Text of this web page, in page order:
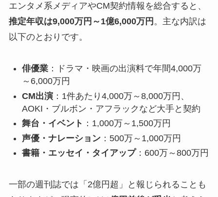
エンタメ系メディアやCM契約情報を総合すると、
推定年収は9,000万円～1億6,000万円 。主な内訳は
以下のとおりです。
俳優業：ドラマ・映画の出演料で年間4,000万
～6,000万円
CM出演：1件あたり4,000万～8,000万円、
AOKI・ブルボン・アフラックなど大手と契約
舞台・イベント ：1,000万～1,500万円
声優・ナレーション：500万～1,000万円
書籍・エッセイ・タイアップ：600万～800万円
一部の週刊誌では「2億円超」と報じられることも